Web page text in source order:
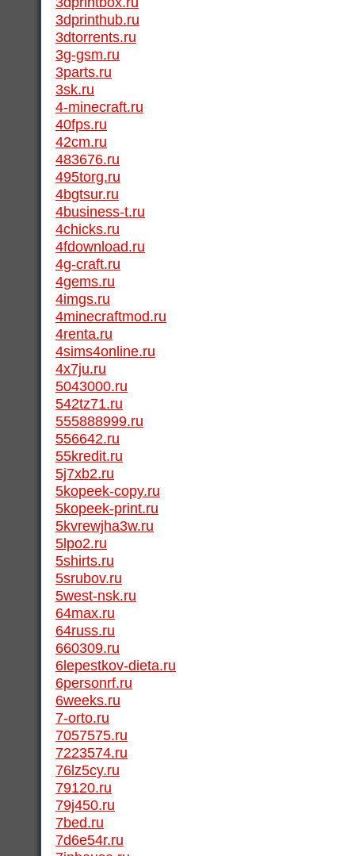
3dprinthub.ru
3dtorrents.ru
3g-gsm.ru
3parts.ru
3sk.ru
4-minecraft.ru
40fps.ru
42cm.ru
483676.ru
495torg.ru
4bgtsur.ru
4business-t.ru
4chicks.ru
4fdownload.ru
4g-craft.ru
4gems.ru
4imgs.ru
4minecraftmod.ru
4renta.ru
4sims4online.ru
4x7ju.ru
5043000.ru
542tz71.ru
555888999.ru
556642.ru
55kredit.ru
5j7xb2.ru
5kopeek-copy.ru
5kopeek-print.ru
5kvrewjha3w.ru
5lpo2.ru
5shirts.ru
5srubov.ru
5west-nsk.ru
64max.ru
64russ.ru
660309.ru
6lepestkov-dieta.ru
6personrf.ru
6weeks.ru
7-orto.ru
7057575.ru
7223574.ru
76lz5cy.ru
79120.ru
79j450.ru
7bed.ru
7d6e54r.ru